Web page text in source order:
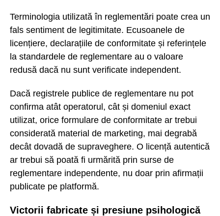
Terminologia utilizată în reglementări poate crea un
fals sentiment de legitimitate. Ecusoanele de
licențiere, declarațiile de conformitate și referințele
la standardele de reglementare au o valoare
redusă dacă nu sunt verificate independent.
Dacă registrele publice de reglementare nu pot
confirma atât operatorul, cât și domeniul exact
utilizat, orice formulare de conformitate ar trebui
considerată material de marketing, mai degrabă
decât dovadă de supraveghere. O licență autentică
ar trebui să poată fi urmărită prin surse de
reglementare independente, nu doar prin afirmații
publicate pe platformă.
Victorii fabricate și presiune psihologică